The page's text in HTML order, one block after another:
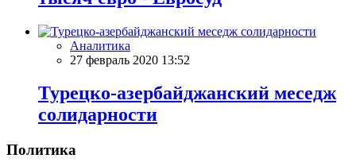
Аналитика
27 февраль 2020 13:52
Турецко-азербайджанский меседж
солидарности
Политика